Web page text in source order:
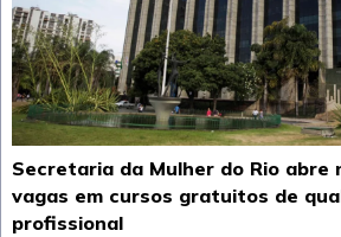
Secretaria da Mulher do Rio abre
vagas em cursos gratuitos de
profissional